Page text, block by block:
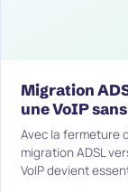
Migration
une VoIP
Avec la fermeture
migration ADSL
VoIP devient